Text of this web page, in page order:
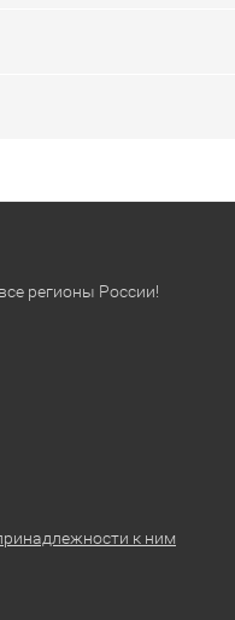
регионы России!
к ним